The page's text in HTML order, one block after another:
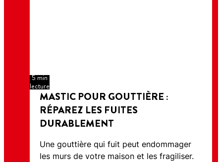
5 min
lecture
MASTIC POUR GOUTTIÈRE :
RÉPAREZ LES FUITES
DURABLEMENT
Une gouttière qui fuit peut endommager
les murs de votre maison et les fragiliser.